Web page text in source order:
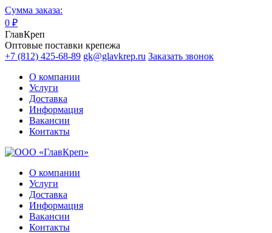
Сумма заказа:
0 ₽
ГлавКреп
Оптовые поставки крепежа
+7 (812) 425-68-89 gk@glavkrep.ru Заказать звонок
О компании
Услуги
Доставка
Информация
Вакансии
Контакты
О компании
Услуги
Доставка
Информация
Вакансии
Контакты